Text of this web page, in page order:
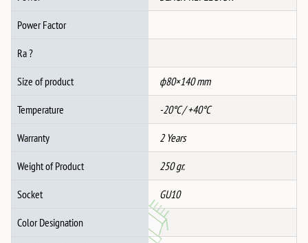
Power Factor
Ra ?
Size of product ф80×140 mm
Temperature -20°C / +40°C
Warranty 2 Years
Weight of Product 250 gr.
Socket GU10
Color Designation